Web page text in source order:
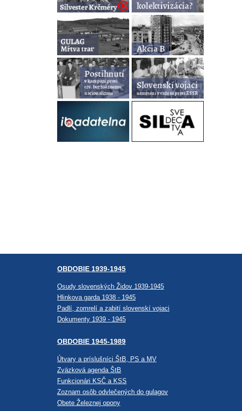
OBDOBIE 1939-1945
Osudy slovenských Židov 1939-1945
Hlinkova garda 1938 - 1945
Padlí, zomrelí a zabití slovenskí vojaci
Dokumenty 1939 - 1945
OBDOBIE 1945-1989
Útvary a príslušníci ŠtB, PS a MV
Zväzková agenda ŠtB
Funkcionári KSČ a KSS
Zoznam osôb odvlečených do gulagov
Obete Železnej opony